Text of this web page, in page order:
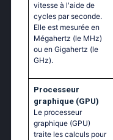
vitesse à l'aide de
cycles par seconde.
Elle est mesurée en
Mégahertz (le MHz)
ou en Gigahertz (le
GHz).
Processeur
graphique (GPU)
Le processeur
graphique (GPU)
traite les calculs pour